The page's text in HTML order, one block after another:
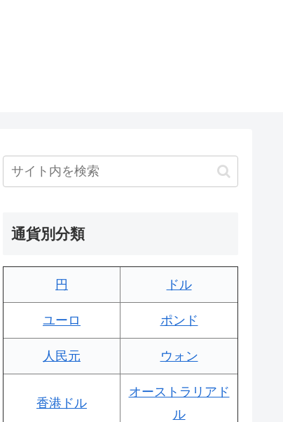
通貨別分類
円 ドル
ユーロ ポンド
人民元 ウォン
香港ドル
オーストラリアド
ル